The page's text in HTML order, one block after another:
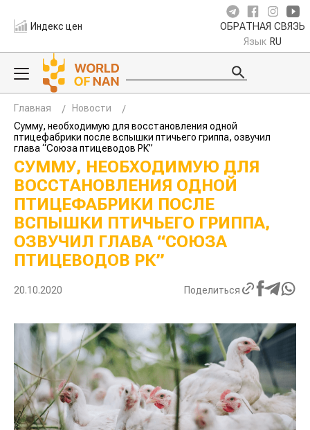
Индекс цен ОБРАТНАЯ СВЯЗЬ
Язык RU
Главная
Новости
Сумму, необходимую для восстановления одной
птицефабрики после вспышки птичьего гриппа, озвучил
глава “Союза птицеводов РК”
СУММУ, НЕОБХОДИМУЮ ДЛЯ
ВОССТАНОВЛЕНИЯ ОДНОЙ
ПТИЦЕФАБРИКИ ПОСЛЕ
ВСПЫШКИ ПТИЧЬЕГО ГРИППА,
ОЗВУЧИЛ ГЛАВА “СОЮЗА
ПТИЦЕВОДОВ РК”
20.10.2020 Поделиться